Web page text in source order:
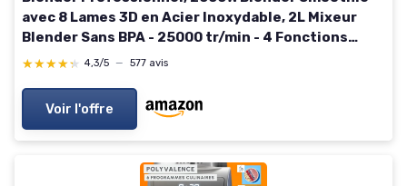
avec 8 Lames 3D en Acier Inoxydable, 2L Mixeur
Blender Sans BPA - 25000 tr/min - 4 Fonctions
Électroniques Prédéfinis - Régulateur à 8 Vitesses
★★★★★
★★★★★ 4,3/5 — 577 avis
Voir l'offre